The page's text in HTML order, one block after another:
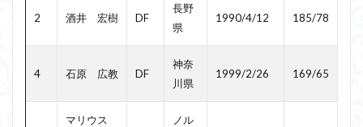
2 酒井 宏樹 DF
長野
県
1990/4/12 185/78
4 石原 広教 DF
神奈
川県
1999/2/26 169/65
マリウス
ノル